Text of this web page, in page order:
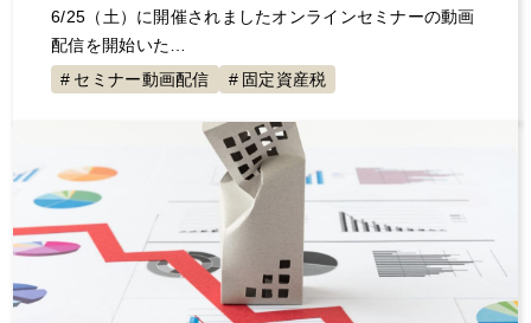
6/25（土）に開催されましたオンラインセミナーの動画
配信を開始いた…
セミナー動画配信
固定資産税